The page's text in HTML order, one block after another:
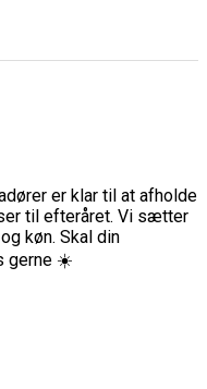
er klar til at afholde
til efteråret. Vi sætter
køn. Skal din
gerne ☀️